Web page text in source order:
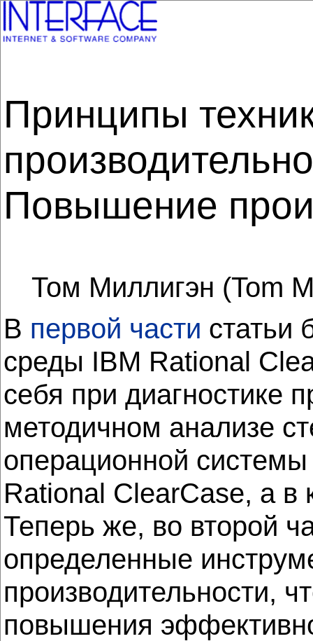
Принципы
Повышение
Том Миллигэн (Tom
В первой части статьи
среды IBM Rational
себя при диагностике
методичном анализе
операционной
Rational ClearCase, а в
Теперь же, во второй
определенные
производительности,
повышения